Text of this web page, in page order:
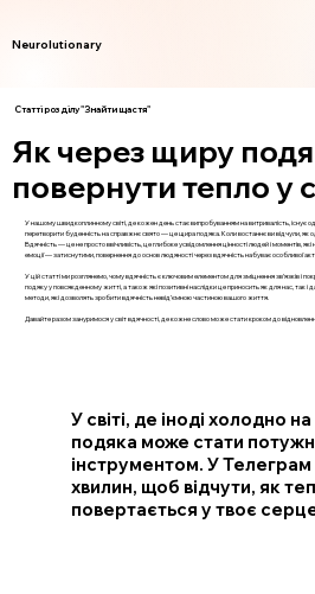
Neurolutionary
Статті розділу "Знайти щастя"
Як через щиру
повернути тепло у
У нашому швидкоплинному світі, де кожен день стає випробуванням на витривалість, існує
перетворити буденність на справжнє свято — це щира подяка. Коли востаннє ви відчули,
Вдячність — це не просто ввічливість, це глибоке усвідомлення цінності людей і моментів,
емоції — затиснутими, повернення до основ людяності через вдячність набуває особливої
У цій статті ми розглянемо, чому вдячність є ключовим елементом для зміцнення зв’язків і
подяку у повсякденному житті, а також які позитивні наслідки це приносить як для нас, так і
методи, які дозволять зробити вдячність невід’ємною частиною вашого життя.
Давайте разом зануримося у світ вдячності, де кожне слово може стати кроком до
У світі, де іноді холодно
подяка може стати
інструментом. У
хвилин, щоб відчути, як
повертається у твоє